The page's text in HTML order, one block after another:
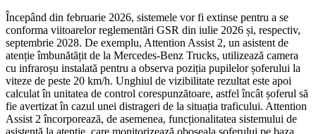
Începând din februarie 2026, sistemele vor fi extinse pentru a se
conforma viitoarelor reglementări GSR din iulie 2026 și, respectiv,
septembrie 2028. De exemplu, Attention Assist 2, un asistent de
atenție îmbunătățit de la Mercedes-Benz Trucks, utilizează camera
cu infraroșu instalată pentru a observa poziția pupilelor șoferului la
viteze de peste 20 km/h. Unghiul de vizibilitate rezultat este apoi
calculat în unitatea de control corespunzătoare, astfel încât șoferul să
fie avertizat în cazul unei distrageri de la situația traficului. Attention
Assist 2 încorporează, de asemenea, funcționalitatea sistemului de
asistență la atenție, care monitorizează oboseala șoferului pe baza